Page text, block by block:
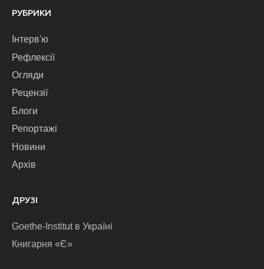
РУБРИКИ
Інтерв'ю
Рефлексії
Огляди
Рецензії
Блоги
Репортажі
Новини
Архів
ДРУЗІ
Goethe-Institut в Україні
Книгарня «Є»